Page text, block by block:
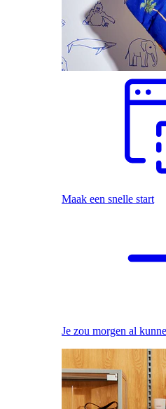
Maak een snelle start
Je zou morgen al